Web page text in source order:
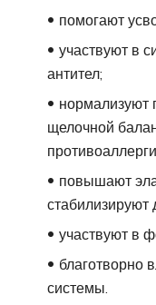
помогают
участвуют в
антител;
нормализуют
щелочной
повышают
участвуют в
благотворно
системы.